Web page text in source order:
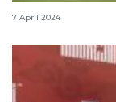
7 April 2024